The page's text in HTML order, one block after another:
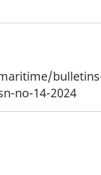
no-14-2024